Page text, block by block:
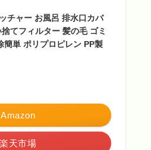
チャー お風呂 排水口カバ
てフィルター 髪の毛 ゴミ
簡単 ポリプロピレン PP製
Amazon
楽天市場